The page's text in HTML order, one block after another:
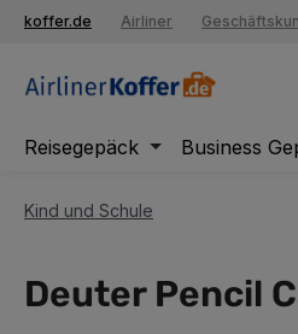
Zur
koffer.de Airliner
Reisegepäck Business
Kind und Schule
Deuter Pencil